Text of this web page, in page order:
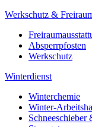
Werkschutz &
Absperrpfosten
Werkschutz
Winterdienst
Winterchemie
Winter-
Schneeschieber